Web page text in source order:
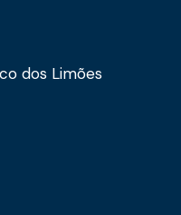
dos Limões